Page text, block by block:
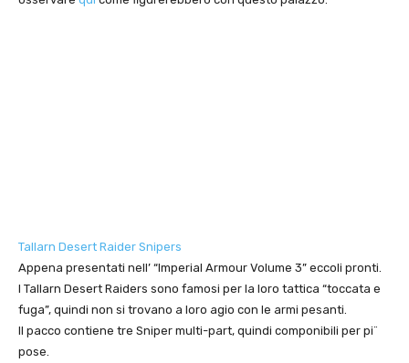
Tallarn Desert Raider Snipers
Appena presentati nell’ “Imperial Armour Volume 3” eccoli pronti.
I Tallarn Desert Raiders sono famosi per la loro tattica “toccata e
fuga”, quindi non si trovano a loro agio con le armi pesanti.
Il pacco contiene tre Sniper multi-part, quindi componibili per pi¨
pose.